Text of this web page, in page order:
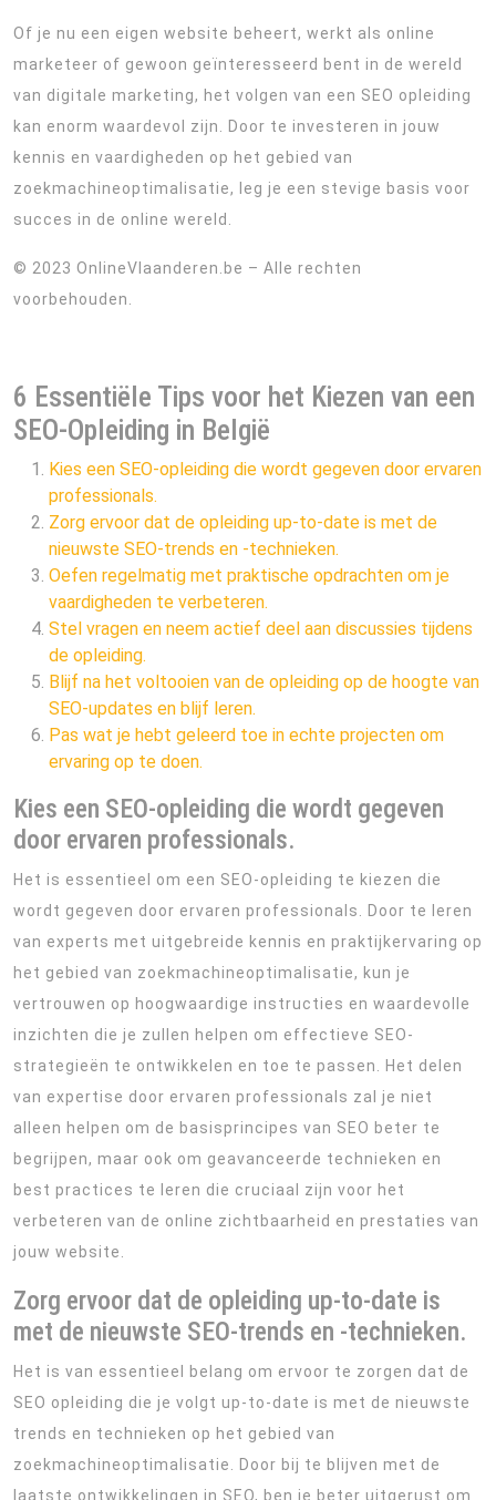
Of je nu een eigen website beheert, werkt als online
marketeer of gewoon geïnteresseerd bent in de wereld
van digitale marketing, het volgen van een SEO opleiding
kan enorm waardevol zijn. Door te investeren in jouw
kennis en vaardigheden op het gebied van
zoekmachineoptimalisatie, leg je een stevige basis voor
succes in de online wereld.
© 2023 OnlineVlaanderen.be – Alle rechten
voorbehouden.
6 Essentiële Tips voor het Kiezen van een
SEO-Opleiding in België
Kies een SEO-opleiding die wordt gegeven door ervaren
professionals.
Zorg ervoor dat de opleiding up-to-date is met de
nieuwste SEO-trends en -technieken.
Oefen regelmatig met praktische opdrachten om je
vaardigheden te verbeteren.
Stel vragen en neem actief deel aan discussies tijdens
de opleiding.
Blijf na het voltooien van de opleiding op de hoogte van
SEO-updates en blijf leren.
Pas wat je hebt geleerd toe in echte projecten om
ervaring op te doen.
Kies een SEO-opleiding die wordt gegeven
door ervaren professionals.
Het is essentieel om een SEO-opleiding te kiezen die
wordt gegeven door ervaren professionals. Door te leren
van experts met uitgebreide kennis en praktijkervaring op
het gebied van zoekmachineoptimalisatie, kun je
vertrouwen op hoogwaardige instructies en waardevolle
inzichten die je zullen helpen om effectieve SEO-
strategieën te ontwikkelen en toe te passen. Het delen
van expertise door ervaren professionals zal je niet
alleen helpen om de basisprincipes van SEO beter te
begrijpen, maar ook om geavanceerde technieken en
best practices te leren die cruciaal zijn voor het
verbeteren van de online zichtbaarheid en prestaties van
jouw website.
Zorg ervoor dat de opleiding up-to-date is
met de nieuwste SEO-trends en -technieken.
Het is van essentieel belang om ervoor te zorgen dat de
SEO opleiding die je volgt up-to-date is met de nieuwste
trends en technieken op het gebied van
zoekmachineoptimalisatie. Door bij te blijven met de
laatste ontwikkelingen in SEO, ben je beter uitgerust om